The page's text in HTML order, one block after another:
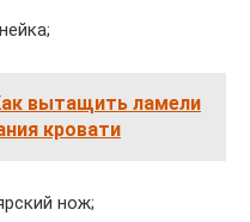
вытащить ламели
кровати
нож;